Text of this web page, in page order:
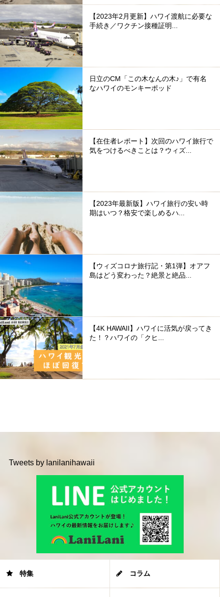
【2023年2月更新】ハワイ渡航に必要な
手続き／ワクチン接種証明...
日立のCM「この木なんの木♪」で有名
なハワイのモンキーポッド
【在住者レポート】次回のハワイ旅行で
気をつけるべきことは？ウィズ...
【2023年最新版】ハワイ旅行の安い時
期はいつ？格安で楽しめるハ...
【ウィズコロナ旅行記・第1弾】オアフ
島はどう変わった？絶景と絶品...
【4K HAWAII】ハワイに活気が戻ってき
た！？ハワイの「クヒ...
Tweets by lanilanihawaii
特集 コラム